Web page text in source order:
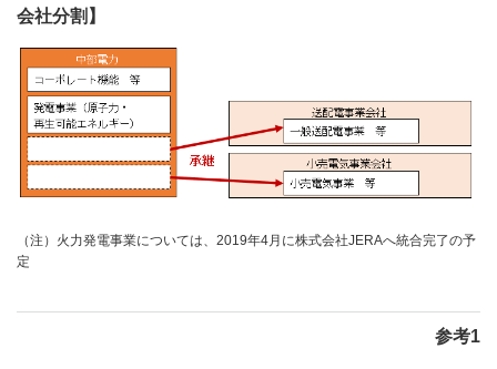
会社分割】
（注）火力発電事業については、2019年4月に株式会社JERAへ統合完了の予
定
参考1